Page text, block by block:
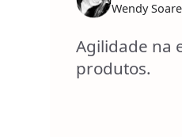
Wendy
Agilidade na
produtos.